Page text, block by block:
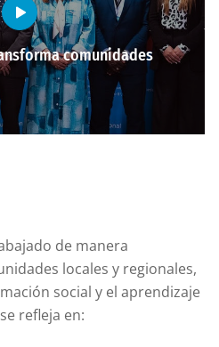
comunidades
de manera
locales y regionales,
social y el aprendizaje
refleja en: